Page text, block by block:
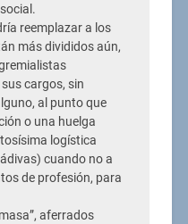
reemplazar a los
más divididos aún,
cargos, sin
al punto que
o una huelga
logística
cuando no a
de profesión, para
aferrados